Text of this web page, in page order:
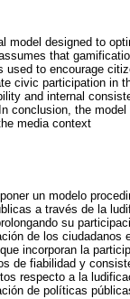
model designed to
that
to encourage
civic participation in
and internal
conclusion, the
media context
un modelo
a través de la
su
de los
incorporan la
de fiabilidad y
respecto a la
de políticas